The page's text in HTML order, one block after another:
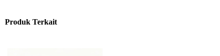
Produk Terkait